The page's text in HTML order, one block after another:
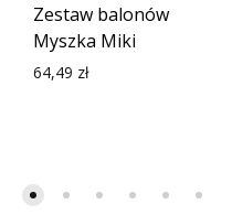
Zestaw balonów
Myszka Miki
64,49 zł